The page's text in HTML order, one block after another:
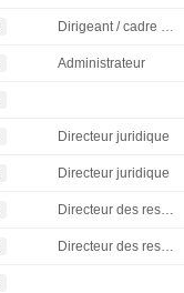
Dirigeant / cadre principal
Administrateur
Directeur juridique
Directeur juridique
Directeur des ressources humaines
Directeur des ressources humaines